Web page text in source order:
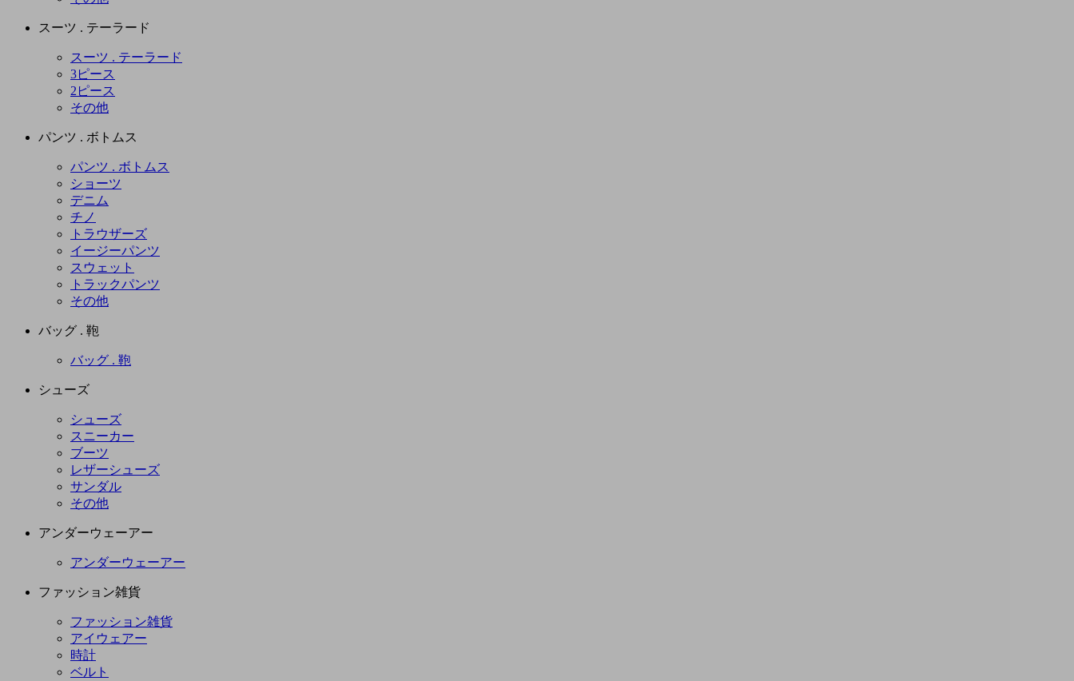
スーツ . テーラード
スーツ . テーラード
3ピース
2ピース
その他
パンツ . ボトムス
パンツ . ボトムス
ショーツ
デニム
チノ
トラウザーズ
イージーパンツ
スウェット
トラックパンツ
その他
バッグ . 鞄
バッグ . 鞄
シューズ
シューズ
スニーカー
ブーツ
レザーシューズ
サンダル
その他
アンダーウェーアー
アンダーウェーアー
ファッション雑貨
ファッション雑貨
アイウェアー
時計
ベルト